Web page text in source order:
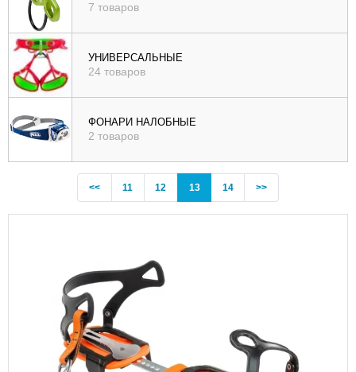
7 товаров
УНИВЕРСАЛЬНЫЕ
24 товаров
ФОНАРИ НАЛОБНЫЕ
2 товаров
<<Previous
11 12 13(current)
14 >>